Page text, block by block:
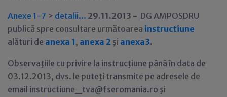
Anexe 1-7 > detalii... 29.11.2013 - DG AMPOSDRU
publică spre consultare următoarea instructiune
alături de anexa 1, anexa 2 şi anexa3.
Observaţiile cu privire la instrucţiune până în data de
03.12.2013, dvs. le puteţi transmite pe adresele de
email instructiune_tva@fseromania.ro şi